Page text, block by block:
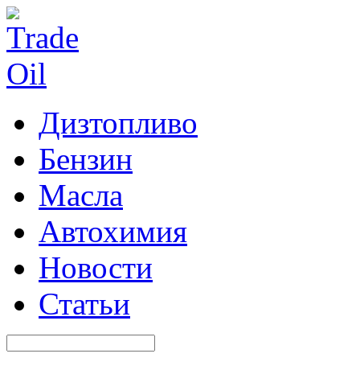
Дизтопливо
Бензин
Масла
Автохимия
Новости
Статьи